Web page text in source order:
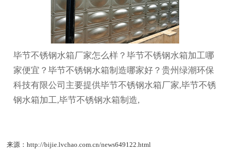
毕节不锈钢水箱厂家怎么样？毕节不锈钢水箱加工哪
家便宜？毕节不锈钢水箱制造哪家好？贵州绿潮环保
科技有限公司主要提供毕节不锈钢水箱厂家,毕节不锈
钢水箱加工,毕节不锈钢水箱制造,
来源：http://bijie.lvchao.com.cn/news649122.html